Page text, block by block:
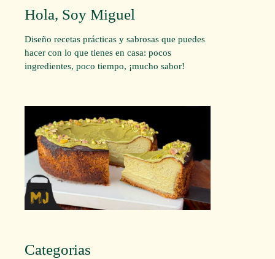
Hola, Soy Miguel
Diseño recetas prácticas y sabrosas que puedes
hacer con lo que tienes en casa: pocos
ingredientes, poco tiempo, ¡mucho sabor!
Categorias